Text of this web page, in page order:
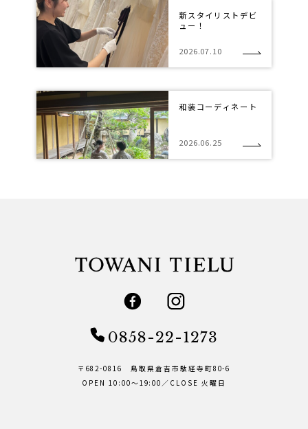
新スタイリストデビ
ュー！
2026.07.10
和装コーディネート
2026.06.25
0858-22-1273
〒682-0816 鳥取県倉吉市駄経寺町80-6
OPEN 10:00～19:00／CLOSE 火曜日